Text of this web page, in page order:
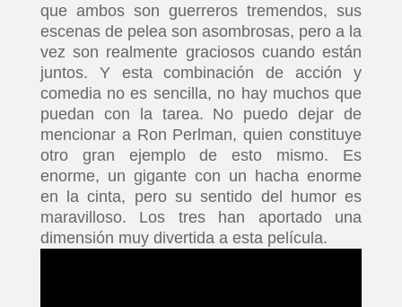
que ambos son guerreros tremendos, sus
escenas de pelea son asombrosas, pero a la
vez son realmente graciosos cuando están
juntos. Y esta combinación de acción y
comedia no es sencilla, no hay muchos que
puedan con la tarea. No puedo dejar de
mencionar a Ron Perlman, quien constituye
otro gran ejemplo de esto mismo. Es
enorme, un gigante con un hacha enorme
en la cinta, pero su sentido del humor es
maravilloso. Los tres han aportado una
dimensión muy divertida a esta película.